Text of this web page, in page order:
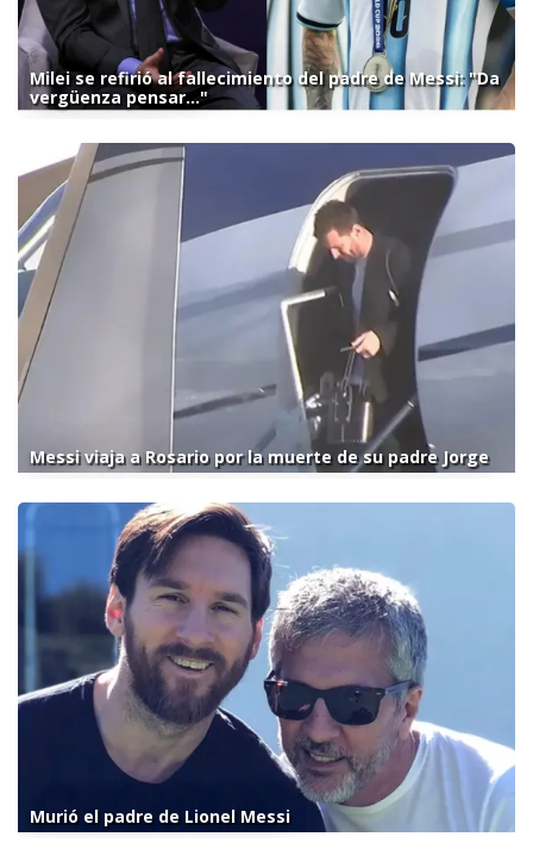
Milei se refirió al fallecimiento del padre de Messi: "Da
vergüenza pensar..."
Messi viaja a Rosario por la muerte de su padre Jorge
Murió el padre de Lionel Messi